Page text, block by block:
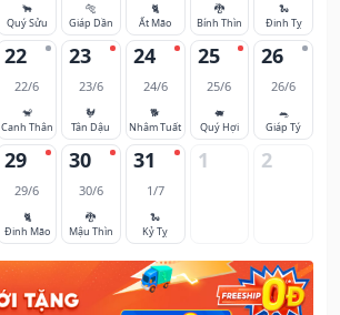
🐂
Quý Sửu
🐅
Giáp Dần
🐈
Ất Mão
🐉
Bính Thìn
🐍
Đinh Tỵ
22
22/6
🐒
Canh Thân
23
23/6
🐓
Tân Dậu
24
24/6
🐕
Nhâm Tuất
25
25/6
🐖
Quý Hợi
26
26/6
🐀
Giáp Tý
29
29/6
🐈
Đinh Mão
30
30/6
🐉
Mậu Thìn
31
1/7
🐍
Kỷ Tỵ
1 2